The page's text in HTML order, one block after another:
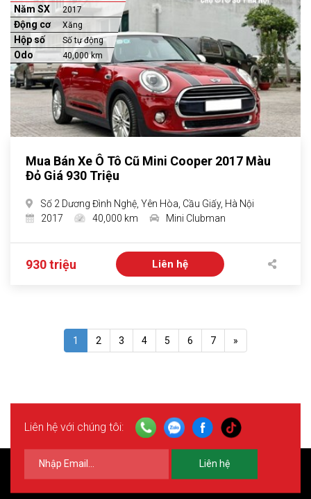
Năm SX 2017
Động cơ Xăng
Hộp số Số tự động
Odo 40,000 km
Mua Bán Xe Ô Tô Cũ Mini Cooper 2017 Màu
Đỏ Giá 930 Triệu
Số 2 Dương Đình Nghệ, Yên Hòa, Cầu Giấy, Hà Nội
2017
40,000 km Mini Clubman
930 triệu Liên hệ
1 2 3 4 5 6 7 »
Liên hệ với chúng tôi:
Liên hệ